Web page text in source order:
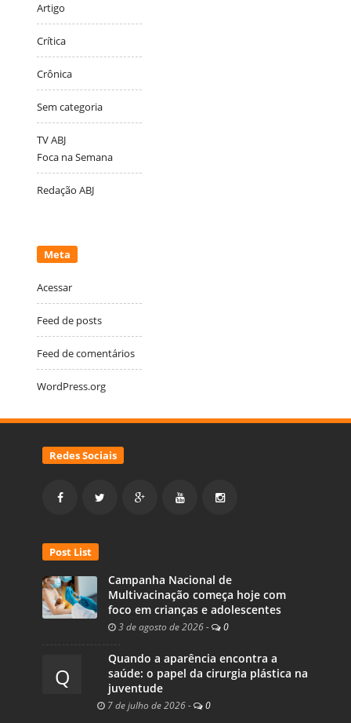
Artigo
Crítica
Crônica
Sem categoria
TV ABJ
Foca na Semana
Redação ABJ
Meta
Acessar
Feed de posts
Feed de comentários
WordPress.org
Redes Sociais
Post List
Campanha Nacional de
Multivacinação começa hoje com
foco em crianças e adolescentes
3 de agosto de 2026 - 0
Q
Quando a aparência encontra a
saúde: o papel da cirurgia plástica na
juventude
7 de julho de 2026 - 0